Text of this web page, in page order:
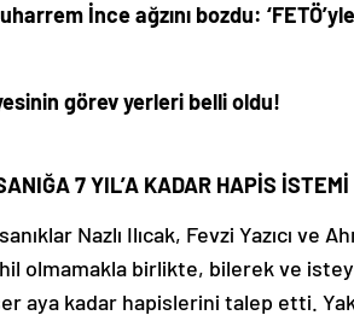
İnce ağzını bozdu:
görev yerleri belli oldu!
7 YIL’A KADAR HAPİS İSTEMİ
Nazlı Ilıcak, Fevzi Yazıcı ve
olmamakla birlikte, bilerek ve
aya kadar hapislerini talep etti.